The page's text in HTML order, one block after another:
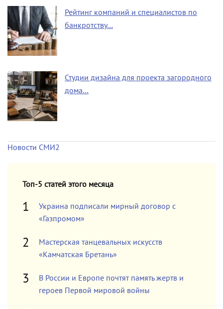
Рейтинг компаний и специалистов по
банкротству…
Студии дизайна для проекта загородного
дома…
Новости СМИ2
Топ-5 статей этого месяца
Украина подписали мирный договор с
«Газпромом»
Мастерская танцевальных искусств
«Камчатская Бретань»
В России и Европе почтят память жертв и
героев Первой мировой войны